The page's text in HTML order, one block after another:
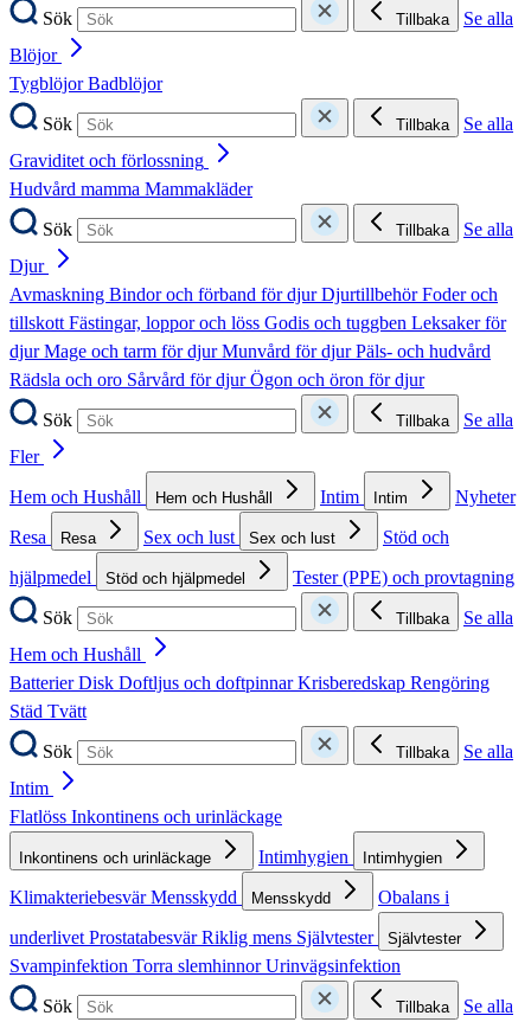
Sök
Tillbaka
Se alla
Blöjor
TygblöjorBadblöjor
Sök
Tillbaka
Se alla
Graviditet och förlossning
Hudvård mamma Mammakläder
Sök
Tillbaka
Se alla
Djur
Avmaskning Bindor och förband för djurDjurtillbehörFoder och
tillskottFästingar, loppor och löss Godis och tuggben Leksaker för
djurMage och tarm för djurMunvård för djurPäls- och hudvård
Rädsla och oro Sårvård för djurÖgon och öron för djur
Sök
Tillbaka
Se alla
Fler
Hem och Hushåll
Hem och Hushåll Intim Intim
Nyheter
Resa
Resa Sex och lust Sex och lust
Stöd och
hjälpmedel
Stöd och hjälpmedel
Tester (PPE) och provtagning
Sök
Tillbaka
Se alla
Hem och Hushåll
BatterierDisk Doftljus och doftpinnarKrisberedskap Rengöring
Städ Tvätt
Sök
Tillbaka
Se alla
Intim
Flatlöss Inkontinens och urinläckage
Inkontinens och urinläckage Intimhygien Intimhygien
KlimakteriebesvärMensskydd Mensskydd
Obalans i
underlivetProstatabesvärRiklig mens Självtester Självtester
Svampinfektion Torra slemhinnorUrinvägsinfektion
Sök
Tillbaka
Se alla